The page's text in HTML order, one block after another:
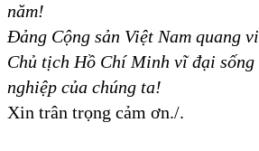
năm!
Đảng Cộng sản Việt Nam quang
Chủ tịch Hồ Chí Minh vĩ đại sống
nghiệp của chúng ta!
Xin trân trọng cảm ơn./.